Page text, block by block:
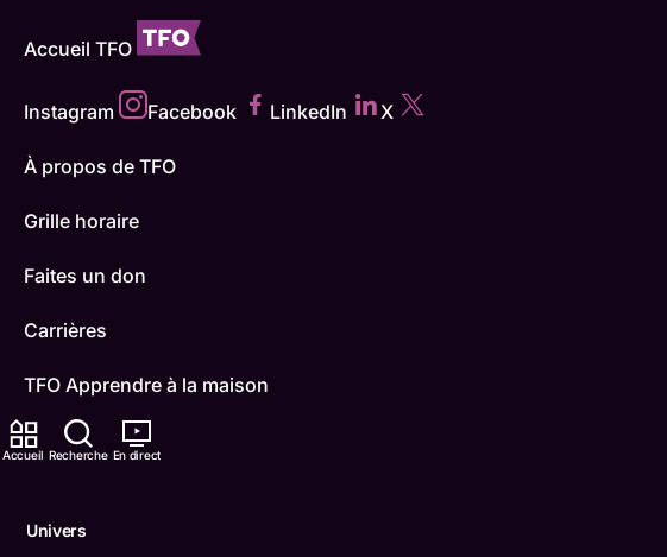
Accueil Recherche En direct
Univers
Accueil TFO
Instagram Facebook LinkedIn X
À propos de TFO
Grille horaire
Faites un don
Carrières
TFO Apprendre à la maison
Comment nous capter